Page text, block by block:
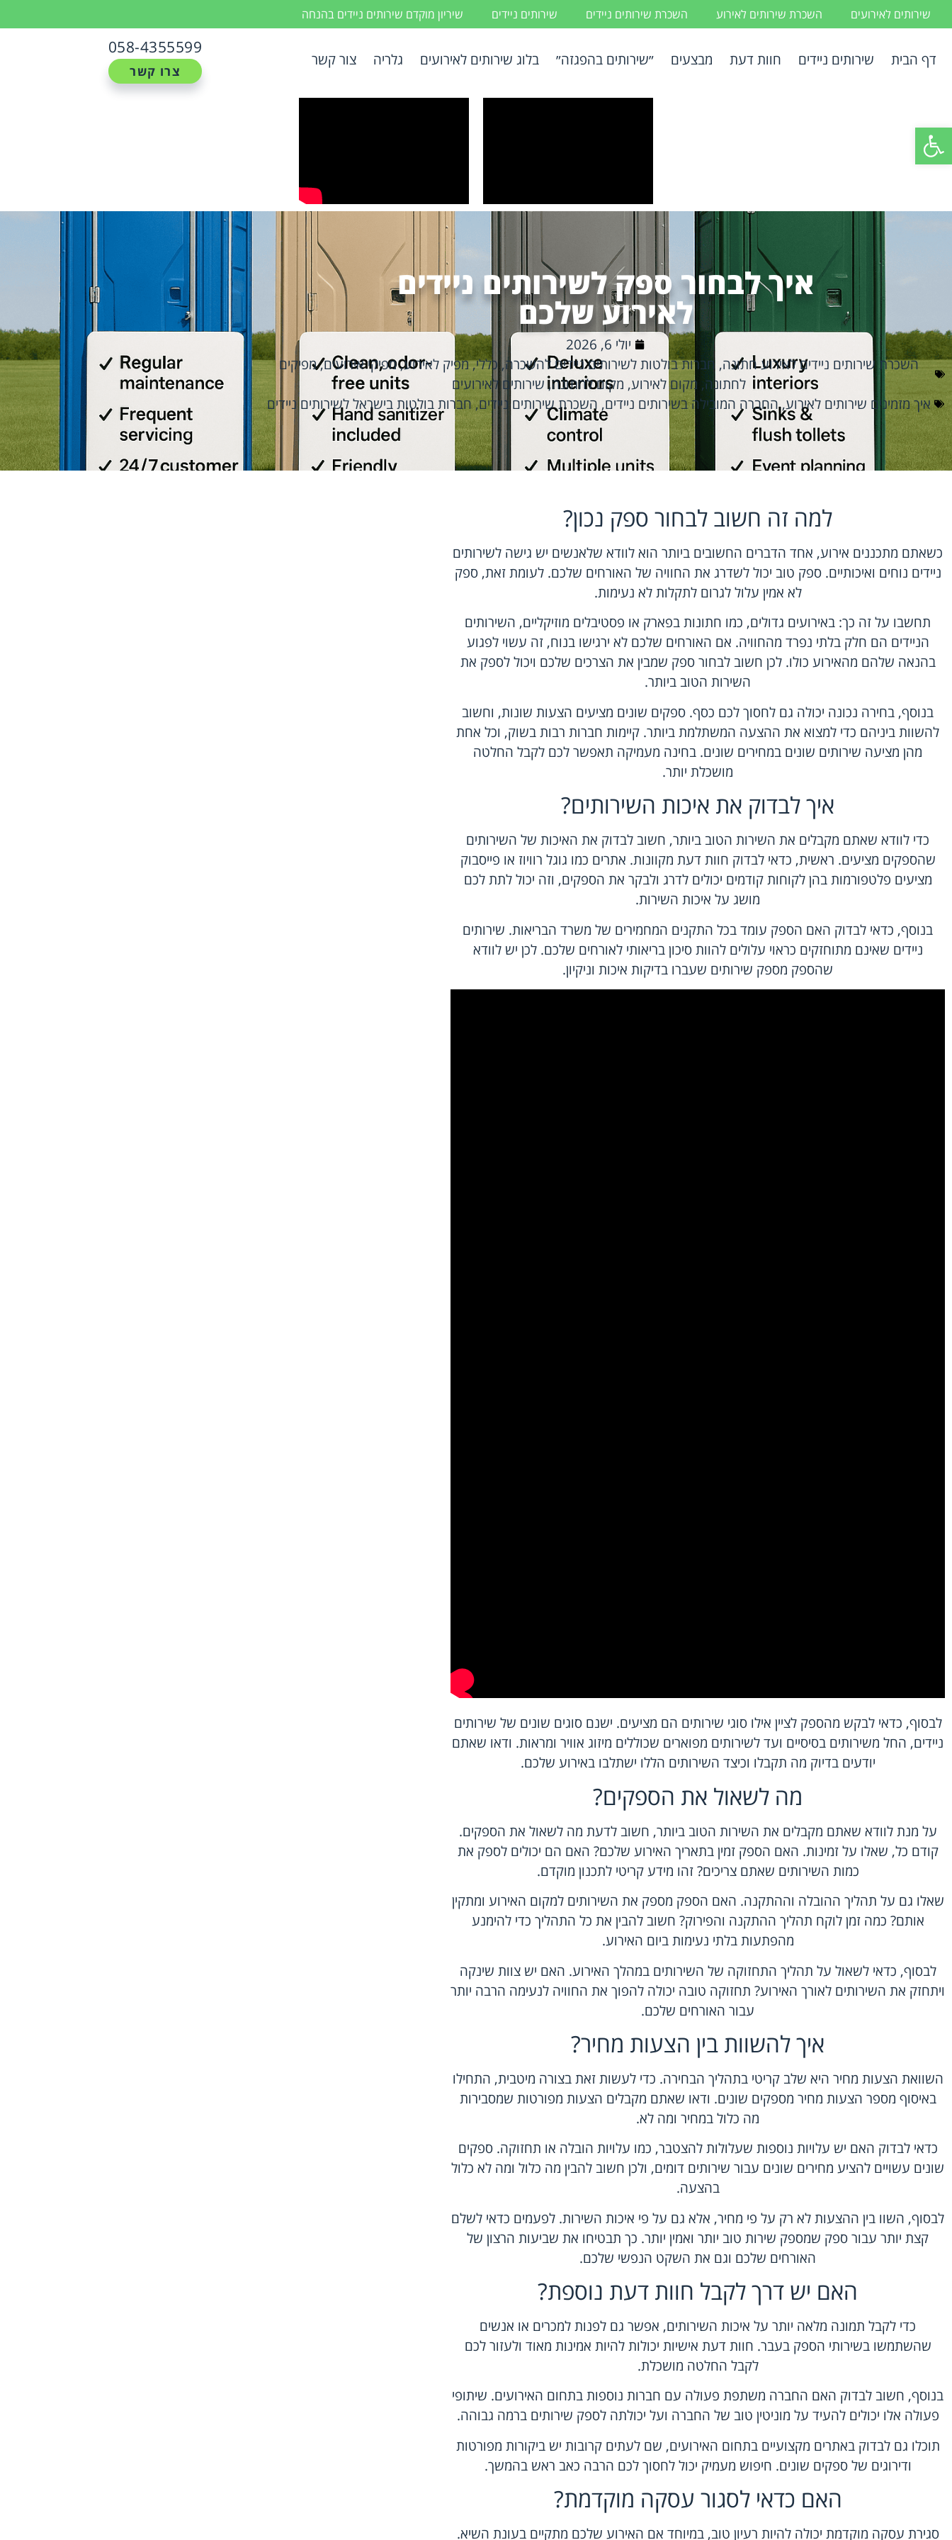
פתח סרגל נגישות
שירותים לאירועים השכרת שירותים לאירוע השכרת שירותים ניידים שירותים ניידים שיריון מוקדם שירותים ניידים בהנחה
דף הבית שירותים ניידים חוות דעת מבצעים ״שירותים בהפגזה״ בלוג שירותים לאירועים גלריה צור קשר
058-4355599
צרו קשר
איך לבחור ספק לשירותים ניידים
לאירוע שלכם
יולי 6, 2026
השכרת שירותים ניידים לאירוע חתונה,חברות בולטות לשירותים ניידים להשכרה,כללי,מפיק לאירוע,מפיקי אירועים,מפיקים
לחתונה, מקום לאירוע, מקום לחתונה,שירותים לאירועים
איך מזמינים שירותים לאירוע,החברה המובילה בשירותים ניידים, השכרת שירותים ניידים,חברות בולטות בישראל לשירותים ניידים
למה זה חשוב לבחור ספק נכון?
כשאתם מתכננים אירוע, אחד הדברים החשובים ביותר הוא לוודא שלאנשים יש גישה לשירותים
ניידים נוחים ואיכותיים. ספק טוב יכול לשדרג את החוויה של האורחים שלכם. לעומת זאת, ספק
לא אמין עלול לגרום לתקלות לא נעימות.
תחשבו על זה כך: באירועים גדולים, כמו חתונות בפארק או פסטיבלים מוזיקליים, השירותים
הניידים הם חלק בלתי נפרד מהחוויה. אם האורחים שלכם לא ירגישו בנוח, זה עשוי לפגוע
בהנאה שלהם מהאירוע כולו. לכן חשוב לבחור ספק שמבין את הצרכים שלכם ויכול לספק את
השירות הטוב ביותר.
בנוסף, בחירה נכונה יכולה גם לחסוך לכם כסף. ספקים שונים מציעים הצעות שונות, וחשוב
להשוות ביניהם כדי למצוא את ההצעה המשתלמת ביותר. קיימות חברות רבות בשוק, וכל אחת
מהן מציעה שירותים שונים במחירים שונים. בחינה מעמיקה תאפשר לכם לקבל החלטה
מושכלת יותר.
איך לבדוק את איכות השירותים?
כדי לוודא שאתם מקבלים את השירות הטוב ביותר, חשוב לבדוק את האיכות של השירותים
שהספקים מציעים. ראשית, כדאי לבדוק חוות דעת מקוונות. אתרים כמו גוגל רוויוז או פייסבוק
מציעים פלטפורמות בהן לקוחות קודמים יכולים לדרג ולבקר את הספקים, וזה יכול לתת לכם
מושג על איכות השירות.
בנוסף, כדאי לבדוק האם הספק עומד בכל התקנים המחמירים של משרד הבריאות. שירותים
ניידים שאינם מתוחזקים כראוי עלולים להוות סיכון בריאותי לאורחים שלכם. לכן יש לוודא
שהספק מספק שירותים שעברו בדיקות איכות וניקיון.
לבסוף, כדאי לבקש מהספק לציין אילו סוגי שירותים הם מציעים. ישנם סוגים שונים של שירותים
ניידים, החל משירותים בסיסיים ועד לשירותים מפוארים שכוללים מיזוג אוויר ומראות. ודאו שאתם
יודעים בדיוק מה תקבלו וכיצד השירותים הללו ישתלבו באירוע שלכם.
מה לשאול את הספקים?
על מנת לוודא שאתם מקבלים את השירות הטוב ביותר, חשוב לדעת מה לשאול את הספקים.
קודם כל, שאלו על זמינות. האם הספק זמין בתאריך האירוע שלכם? האם הם יכולים לספק את
כמות השירותים שאתם צריכים? זהו מידע קריטי לתכנון מוקדם.
שאלו גם על תהליך ההובלה וההתקנה. האם הספק מספק את השירותים למקום האירוע ומתקין
אותם? כמה זמן לוקח תהליך ההתקנה והפירוק? חשוב להבין את כל התהליך כדי להימנע
מהפתעות בלתי נעימות ביום האירוע.
לבסוף, כדאי לשאול על תהליך התחזוקה של השירותים במהלך האירוע. האם יש צוות שינקה
ויתחזק את השירותים לאורך האירוע? תחזוקה טובה יכולה להפוך את החוויה לנעימה הרבה יותר
עבור האורחים שלכם.
איך להשוות בין הצעות מחיר?
השוואת הצעות מחיר היא שלב קריטי בתהליך הבחירה. כדי לעשות זאת בצורה מיטבית, התחילו
באיסוף מספר הצעות מחיר מספקים שונים. ודאו שאתם מקבלים הצעות מפורטות שמסבירות
מה כלול במחיר ומה לא.
כדאי לבדוק האם יש עלויות נוספות שעלולות להצטבר, כמו עלויות הובלה או תחזוקה. ספקים
שונים עשויים להציע מחירים שונים עבור שירותים דומים, ולכן חשוב להבין מה כלול ומה לא כלול
בהצעה.
לבסוף, השוו בין ההצעות לא רק על פי מחיר, אלא גם על פי איכות השירות. לפעמים כדאי לשלם
קצת יותר עבור ספק שמספק שירות טוב יותר ואמין יותר. כך תבטיחו את שביעות הרצון של
האורחים שלכם וגם את השקט הנפשי שלכם.
האם יש דרך לקבל חוות דעת נוספת?
כדי לקבל תמונה מלאה יותר על איכות השירותים, אפשר גם לפנות למכרים או אנשים
שהשתמשו בשירותי הספק בעבר. חוות דעת אישיות יכולות להיות אמינות מאוד ולעזור לכם
לקבל החלטה מושכלת.
בנוסף, חשוב לבדוק האם החברה משתפת פעולה עם חברות נוספות בתחום האירועים. שיתופי
פעולה אלו יכולים להעיד על מוניטין טוב של החברה ועל יכולתה לספק שירותים ברמה גבוהה.
תוכלו גם לבדוק באתרים מקצועיים בתחום האירועים, שם לעתים קרובות יש ביקורות מפורטות
ודירוגים של ספקים שונים. חיפוש מעמיק יכול לחסוך לכם הרבה כאב ראש בהמשך.
האם כדאי לסגור עסקה מוקדמת?
סגירת עסקה מוקדמת יכולה להיות רעיון טוב, במיוחד אם האירוע שלכם מתקיים בעונת השיא.